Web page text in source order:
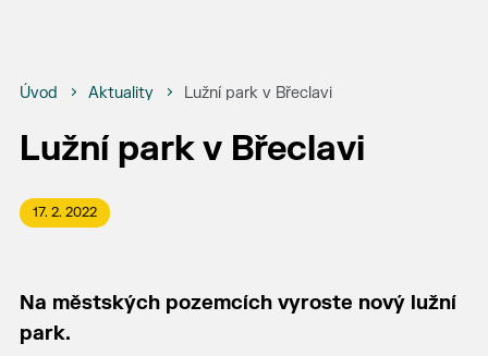
Úvod Aktuality Lužní park v Břeclavi
Lužní park v Břeclavi
17. 2. 2022
Na městských pozemcích vyroste nový lužní
park.